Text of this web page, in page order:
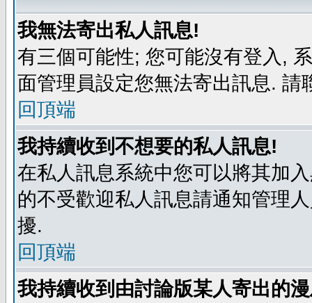
我無法寄出私人訊息!
有三個可能性; 您可能沒有登入,
面管理員設定您無法寄出訊息. 請
回頂端
我持續收到不想要的私人訊息!
在私人訊息系統中您可以將其加
的不受歡迎私人訊息請通知管理
擾.
回頂端
我持續收到由討論版某人寄出的